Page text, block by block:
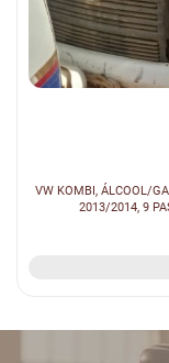
VW KOMBI, ÁLCOOL/
2013/2014, 9